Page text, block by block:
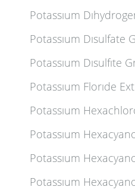
Potassıum
Potassıum Dısulfate
Potassıum Dısulfıte
Potassıum Florıde
Potassıum
Potassıum
Potassıum
Potassıum